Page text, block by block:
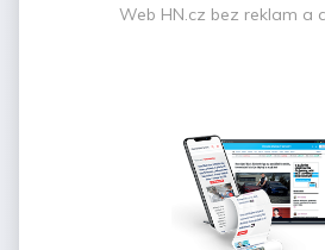
Web HN.cz bez reklam a